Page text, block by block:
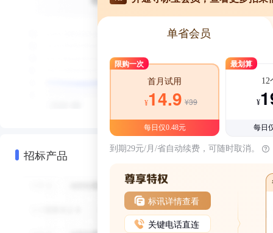
招标产品
单省会员
限购一次
首月试用
¥14.9 ¥39
每日仅0.48元
最划算
12
¥
每日
到期29元/月/省自动续费，可随时取消。
标讯详情查看
关键电话直连